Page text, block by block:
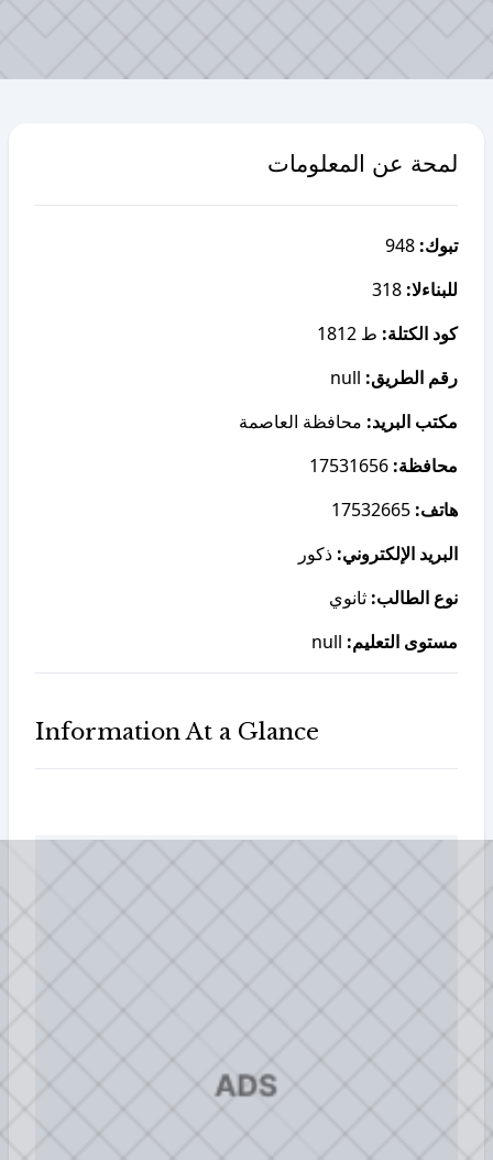
لمحة عن المعلومات
تبوك:
للبناءلا:
كود الكتلة: ط 1812
رقم الطريق:
مكتب البريد: محافظة العاصمة
محافظة:
هاتف:
البريد الإلكتروني: ذكور
نوع الطالب: ثانوي
مستوى التعليم:
Information At a Glance